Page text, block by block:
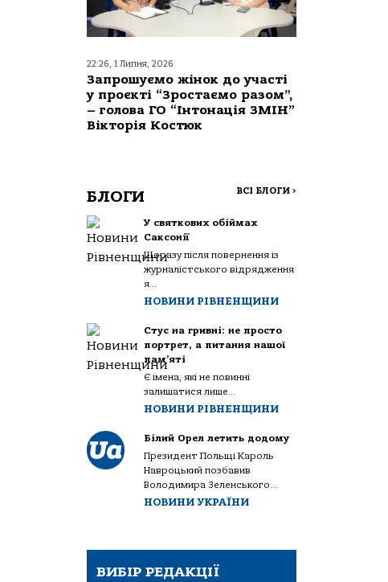
22:26, 1 Липня, 2026
Запрошуємо жінок до участі
у проєкті “Зростаємо разом”,
– голова ГО “Інтонація ЗМІН”
Вікторія Костюк
БЛОГИ ВСІ БЛОГИ >
У святкових обіймах
Саксонії
Щоразу після повернення із
журналістського відрядження
я...
НОВИНИ РІВНЕНЩИНИ
Стус на гривні: не просто
портрет, а питання нашої
пам’яті
Є імена, які не повинні
залишатися лише...
НОВИНИ РІВНЕНЩИНИ
Білий Орел летить додому
Президент Польщі Кароль
Навроцький позбавив
Володимира Зеленського...
НОВИНИ УКРАЇНИ
ВИБІР РЕДАКЦІЇ